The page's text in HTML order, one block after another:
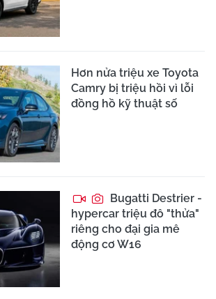
Hơn nửa triệu xe Toyota
Camry bị triệu hồi vì lỗi
đồng hồ kỹ thuật số
Bugatti Destrier -
hypercar triệu đô "thửa"
riêng cho đại gia mê
động cơ W16